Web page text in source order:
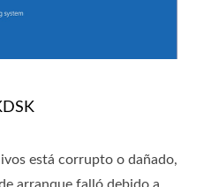
está corrupto o dañado,